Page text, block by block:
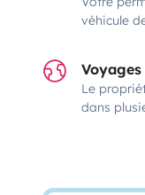
véhicule
Le
dans